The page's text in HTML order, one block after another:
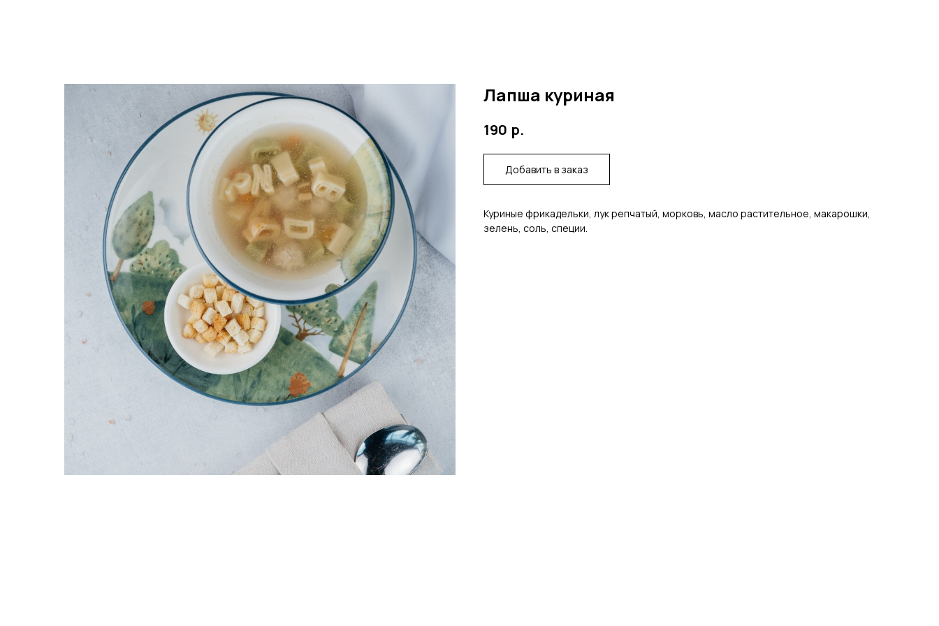
Лапша куриная
190 р.
Добавить в заказ
Куриные фрикадельки, лук репчатый, морковь, масло растительное, макарошки,
зелень, соль, специи.